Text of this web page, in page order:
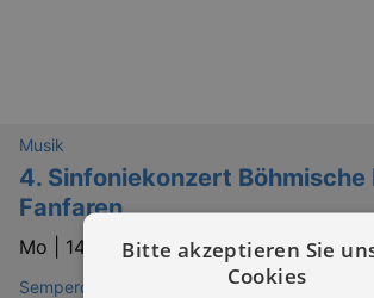
Musik
4. Sinfoniekonzert Böhmische
Fanfaren
Mo | 14.12.2026 | 19:00
Semperoper Dresden
Bitte akzeptieren Sie
Cookies